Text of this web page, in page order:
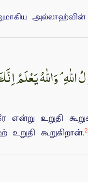
அல்லாஹ்வின்
உறுதி
கூறுகிறான்.